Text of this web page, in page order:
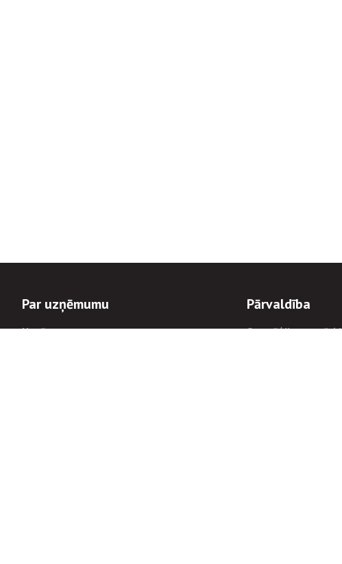
Par uzņēmumu
Uzņēmums
Pārvaldība
Stratēģija un mērķi